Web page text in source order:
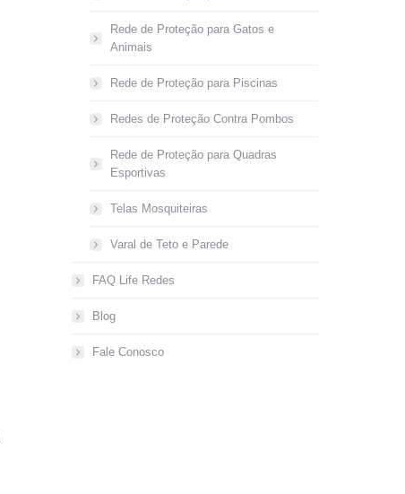
Rede de Proteção para Gatos e
Animais
Rede de Proteção para Piscinas
Redes de Proteção Contra Pombos
Rede de Proteção para Quadras
Esportivas
Telas Mosquiteiras
Varal de Teto e Parede
FAQ Life Redes
Blog
Fale Conosco